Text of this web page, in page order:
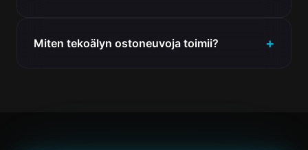
Miten tekoälyn ostoneuvoja toimii?